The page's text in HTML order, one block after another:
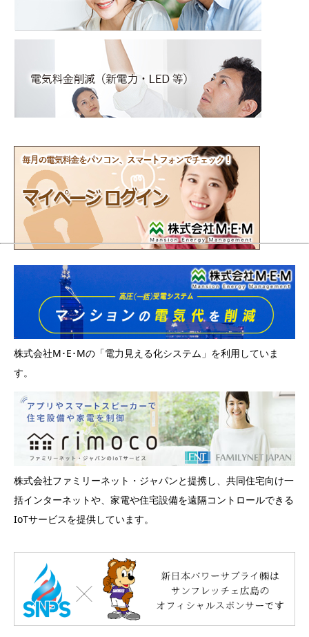
株式会社M･E･Mの「電力見える化システム」を利用していま
す。
株式会社ファミリーネット・ジャパンと提携し、共同住宅向け一
括インターネットや、家電や住宅設備を遠隔コントロールできる
IoTサービスを提供しています。